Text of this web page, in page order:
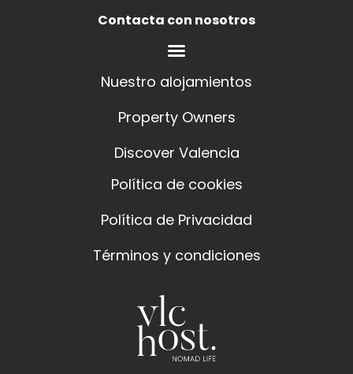
Contacta con nosotros
Nuestro alojamientos
Property Owners
Discover Valencia
Política de cookies
Política de Privacidad
Términos y condiciones